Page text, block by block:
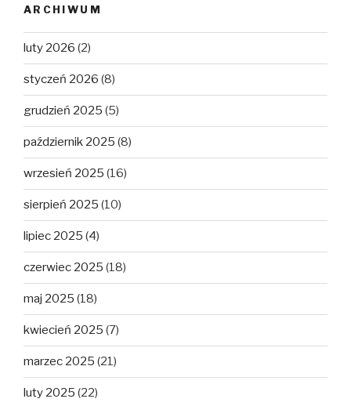
ARCHIWUM
luty 2026 (2)
styczeń 2026 (8)
grudzień 2025 (5)
październik 2025 (8)
wrzesień 2025 (16)
sierpień 2025 (10)
lipiec 2025 (4)
czerwiec 2025 (18)
maj 2025 (18)
kwiecień 2025 (7)
marzec 2025 (21)
luty 2025 (22)